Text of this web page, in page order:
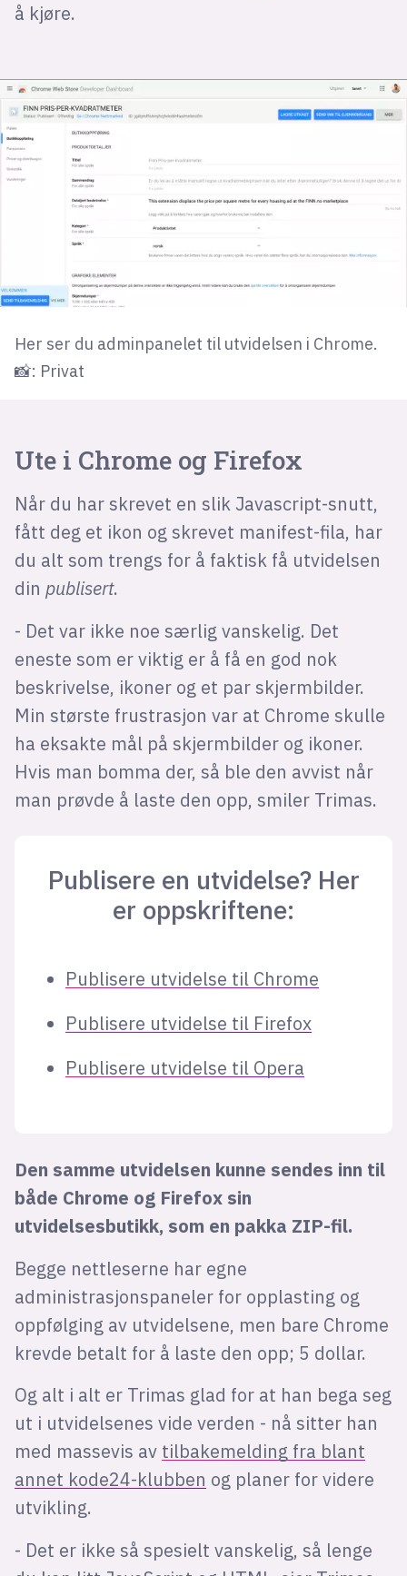
å kjøre.
Her ser du adminpanelet til utvidelsen i Chrome.
📸: Privat
Ute i Chrome og Firefox
Når du har skrevet en slik Javascript-snutt,
fått deg et ikon og skrevet manifest-fila, har
du alt som trengs for å faktisk få utvidelsen
din publisert.
- Det var ikke noe særlig vanskelig. Det
eneste som er viktig er å få en god nok
beskrivelse, ikoner og et par skjermbilder.
Min største frustrasjon var at Chrome skulle
ha eksakte mål på skjermbilder og ikoner.
Hvis man bomma der, så ble den avvist når
man prøvde å laste den opp, smiler Trimas.
Publisere en utvidelse? Her
er oppskriftene:
Publisere utvidelse til Chrome
Publisere utvidelse til Firefox
Publisere utvidelse til Opera
Den samme utvidelsen kunne sendes inn til
både Chrome og Firefox sin
utvidelsesbutikk, som en pakka ZIP-fil.
Begge nettleserne har egne
administrasjonspaneler for opplasting og
oppfølging av utvidelsene, men bare Chrome
krevde betalt for å laste den opp; 5 dollar.
Og alt i alt er Trimas glad for at han bega seg
ut i utvidelsenes vide verden - nå sitter han
med massevis av tilbakemelding fra blant
annet kode24-klubben og planer for videre
utvikling.
- Det er ikke så spesielt vanskelig, så lenge